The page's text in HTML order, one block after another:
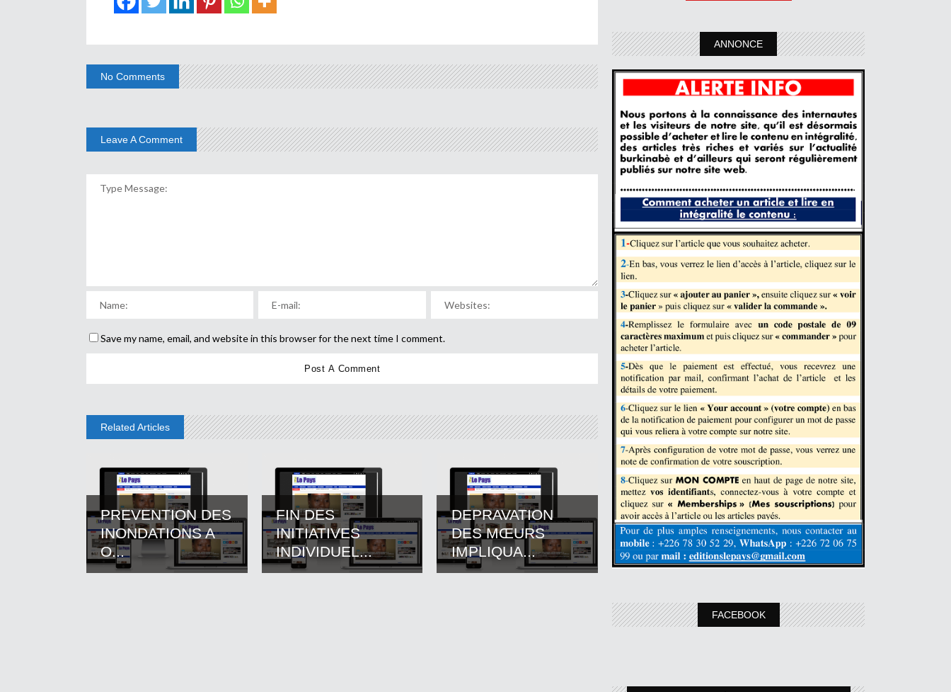
No Comments
Leave A Comment
Save my name, email, and website in this browser for the next time I comment.
Related Articles
PREVENTION DES
INONDATIONS A
O...
FIN DES
INITIATIVES
INDIVIDUEL...
DEPRAVATION
DES MŒURS
IMPLIQUA...
ANNONCE
FACEBOOK